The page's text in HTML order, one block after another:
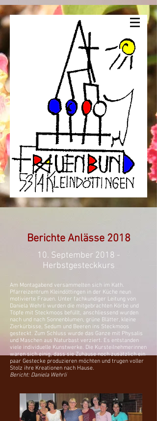
Berichte Anlässe 2018
10. September 2018 -
Herbstgesteckkurs
Am Montagabend versammelten sich im Kath.
Pfarreizentrum Kleindöttingen in der Küche neun
motivierte Frauen. Unter fachkundiger Leitung von
Daniela Wehrli wurden die mitgebrachten Körbe und
Töpfe mit Steckmoos befüllt, anschliessend wurden
nach und nach Sonnenblumen, grüne Blätter, kleine
Zierkürbisse, Sedum und Beeren ins Steckmoos
gesteckt. Zum Schluss wurde das Ganze mit Physalis
und Maschen aus Naturbast verziert. Es entstanden
viele individuelle Kunstwerke. Die Kursteilnehmerinnen
waren sich einig, dass sie Zuhause noch zusätzlich ein
paar Gestecke produzieren möchten und trugen voller
Stolz ihre Kreationen nach Hause.
Bericht: Daniela Wehrli